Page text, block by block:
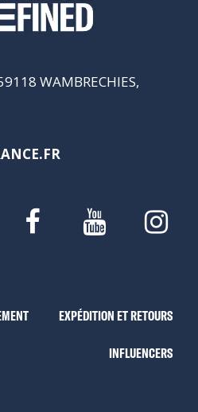
WAMBRECHIES,
EXPÉDITION ET RETOURS
INFLUENCERS